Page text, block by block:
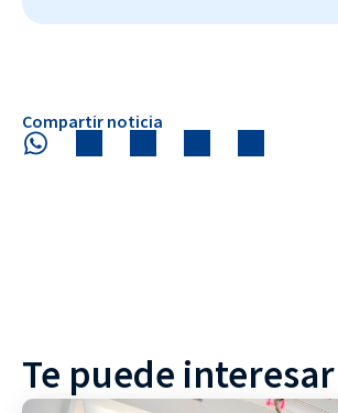
Compartir noticia
Te puede interesar